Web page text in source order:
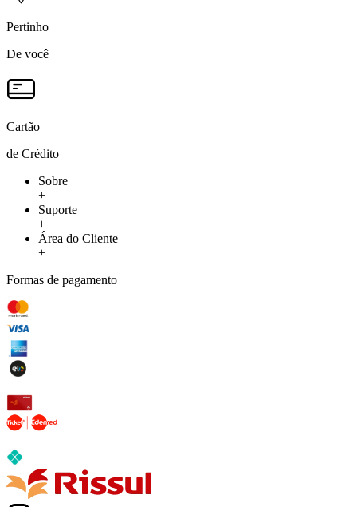
Pertinho
De você
Cartão
de Crédito
Sobre
+
Suporte
+
Área do Cliente
+
Formas de pagamento